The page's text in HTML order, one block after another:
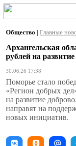
Общество | Главные
Архангельская
рублей на
30.06.26 17:38
Поморье стало
«Регион добрых
на развитие
направят на
новых инициатив.